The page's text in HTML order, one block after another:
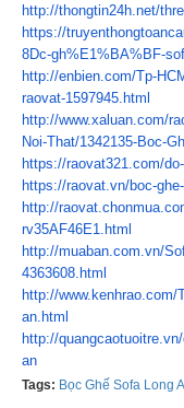
http://thongtin24h.net/
https://
8Dc-gh%E1%BA%BF-
http://enbien.com/Tp-
raovat-1597945.html
http://www.xaluan.com/
Noi-That/1342135-Boc-
https://raovat321.com/
https://raovat.vn/boc-ghe-
http://
rv35AF46E1.html
http://muaban.com.vn/
4363608.html
http://www.kenhrao.com/
an.html
http://
an
Tags: Bọc Ghế Sofa Long